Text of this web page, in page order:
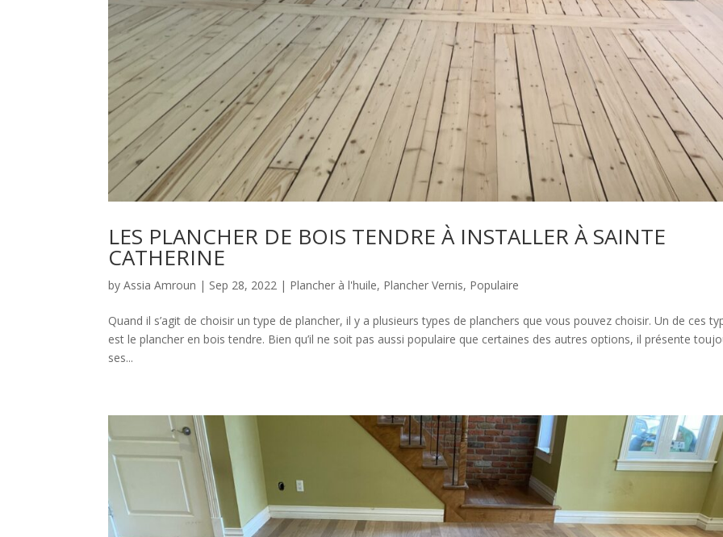
LES PLANCHER DE BOIS TENDRE À INSTALLER À SAINTE
CATHERINE
byAssia Amroun | Sep 28, 2022 | Plancher à l'huile, Plancher Vernis, Populaire
Quand il s’agit de choisir un type de plancher, il y a plusieurs types de planchers que vous pouvez choisir. Un de ces
est le plancher en bois tendre. Bien qu’il ne soit pas aussi populaire que certaines des autres options, il présente
ses...